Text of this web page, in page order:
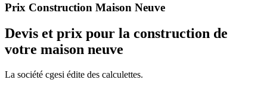
Prix Construction Maison Neuve
Devis et prix pour la construction de
votre maison neuve
La société cgesi édite des calculettes.